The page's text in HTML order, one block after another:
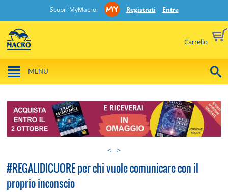
Scopri MyMacro: Registrati Entra
Carrello
MENU
< >
#REGALIDICUORE per chi vuole comunicare con il
proprio inconscio